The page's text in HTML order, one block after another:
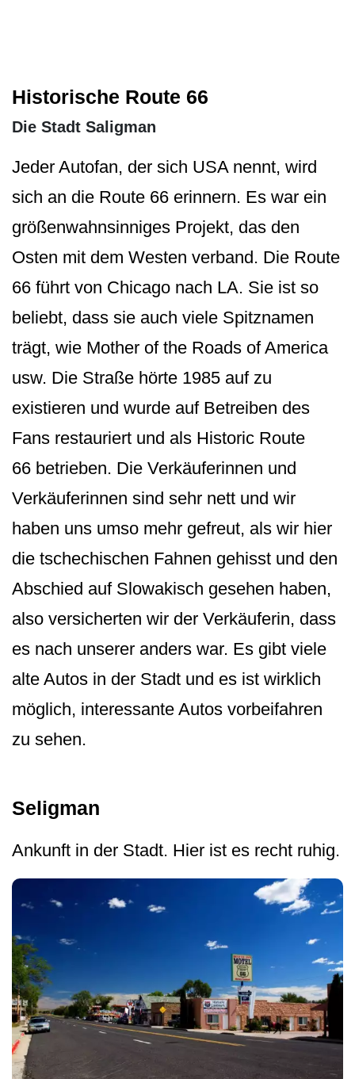
Historische Route 66
Die Stadt Saligman
Jeder Autofan, der sich USA nennt, wird
sich an die Route 66 erinnern. Es war ein
größenwahnsinniges Projekt, das den
Osten mit dem Westen verband. Die Route
66 führt von Chicago nach LA. Sie ist so
beliebt, dass sie auch viele Spitznamen
trägt, wie Mother of the Roads of America
usw. Die Straße hörte 1985 auf zu
existieren und wurde auf Betreiben des
Fans restauriert und als Historic Route
66 betrieben. Die Verkäuferinnen und
Verkäuferinnen sind sehr nett und wir
haben uns umso mehr gefreut, als wir hier
die tschechischen Fahnen gehisst und den
Abschied auf Slowakisch gesehen haben,
also versicherten wir der Verkäuferin, dass
es nach unserer anders war. Es gibt viele
alte Autos in der Stadt und es ist wirklich
möglich, interessante Autos vorbeifahren
zu sehen.
Seligman
Ankunft in der Stadt. Hier ist es recht ruhig.